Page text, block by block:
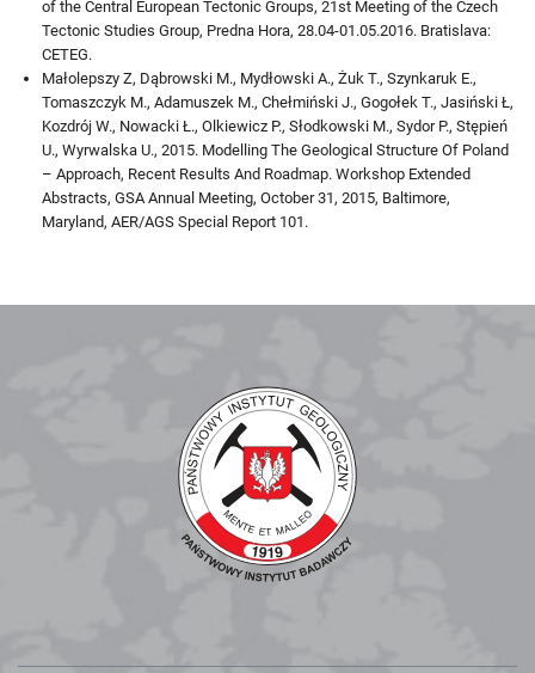
of the Central European Tectonic Groups, 21st Meeting of the Czech
Tectonic Studies Group, Predna Hora, 28.04-01.05.2016. Bratislava:
CETEG.
Małolepszy Z, Dąbrowski M., Mydłowski A., Żuk T., Szynkaruk E.,
Tomaszczyk M., Adamuszek M., Chełmiński J., Gogołek T., Jasiński Ł,
Kozdrój W., Nowacki Ł., Olkiewicz P., Słodkowski M., Sydor P., Stępień
U., Wyrwalska U., 2015. Modelling The Geological Structure Of Poland
– Approach, Recent Results And Roadmap. Workshop Extended
Abstracts, GSA Annual Meeting, October 31, 2015, Baltimore,
Maryland, AER/AGS Special Report 101.